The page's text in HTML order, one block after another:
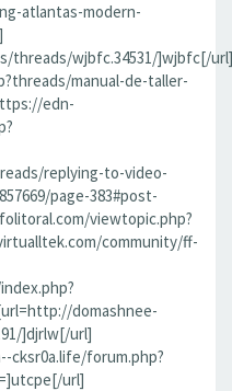
atlantas-modern-
threads/wjbfc.34531/]wjbfc[/url]
manual-de-taller-
edn-
replying-to-video-
page-383#post-
viewtopic.php?
community/ff-
domashnee-
]djrlw[/url]
cksr0a.life/forum.php?
url]